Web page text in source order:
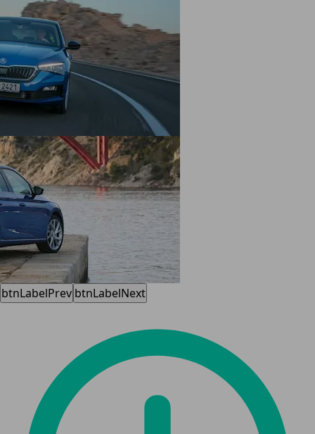
btnLabelPrev btnLabelNext